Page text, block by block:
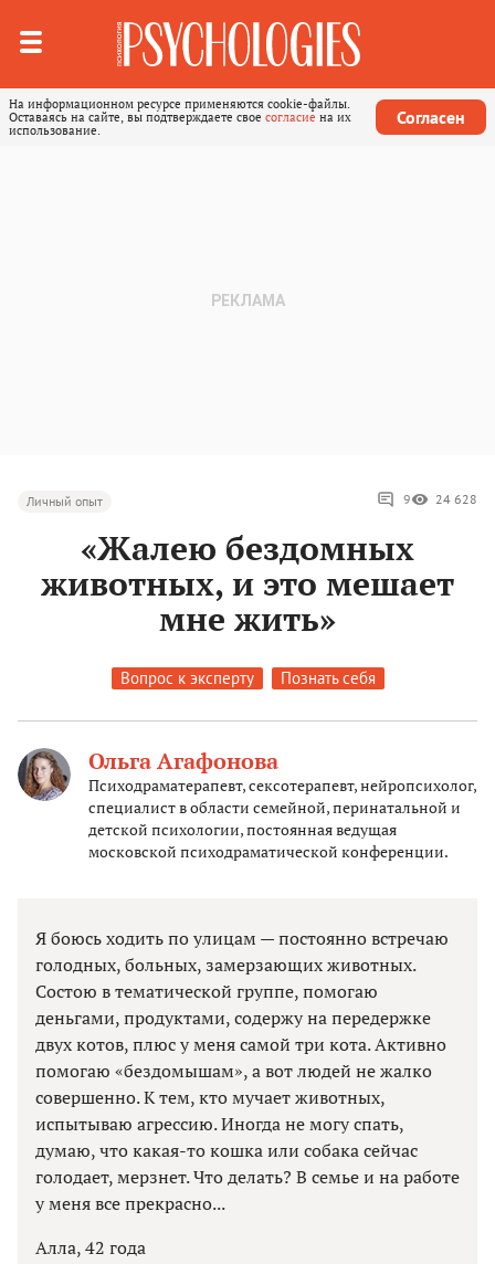
На информационном ресурсе применяются cookie-файлы.
Оставаясь на сайте, вы подтверждаете свое согласие на их
использование.
Согласен
Личный опыт 9 24 628
«Жалею бездомных
животных, и это мешает
мне жить»
Вопрос к эксперту Познать себя
Ольга Агафонова
Психодраматерапевт, сексотерапевт, нейропсихолог,
специалист в области семейной, перинатальной и
детской психологии, постоянная ведущая
московской психодраматической конференции.
Я боюсь ходить по улицам — постоянно встречаю
голодных, больных, замерзающих животных.
Состою в тематической группе, помогаю
деньгами, продуктами, содержу на передержке
двух котов, плюс у меня самой три кота. Активно
помогаю «бездомышам», а вот людей не жалко
совершенно. К тем, кто мучает животных,
испытываю агрессию. Иногда не могу спать,
думаю, что какая-то кошка или собака сейчас
голодает, мерзнет. Что делать? В семье и на работе
у меня все прекрасно...
Алла, 42 года